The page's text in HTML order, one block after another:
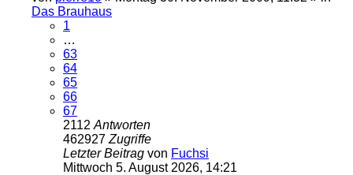
Das Brauhaus
1
…
63
64
65
66
67
2112 Antworten
462927 Zugriffe
Letzter Beitrag von Fuchsi
Mittwoch 5. August 2026, 14:21